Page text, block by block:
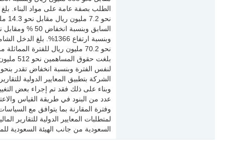
الطلب بصفة عامة على مواد البناء.
وبناء على ذلك فقد تم إجراء بعض
عدد من البنود في طريقة القياس
وفترة المقارنة بما يتوافق مع
لمتطلبات المعايير الدولية للتقارير
السعودية من جانب الهيئة السعودية